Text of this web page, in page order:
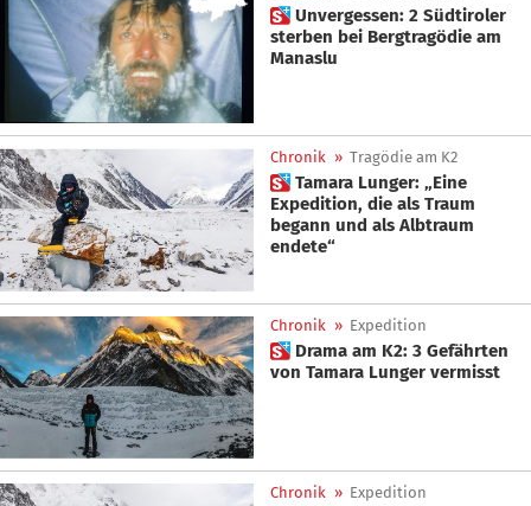
 Unvergessen: 2 Südtiroler
sterben bei Bergtragödie am
Manaslu
Chronik » Tragödie am K2
 Tamara Lunger: „Eine
Expedition, die als Traum
begann und als Albtraum
endete“
Chronik » Expedition
 Drama am K2: 3 Gefährten
von Tamara Lunger vermisst
Chronik » Expedition